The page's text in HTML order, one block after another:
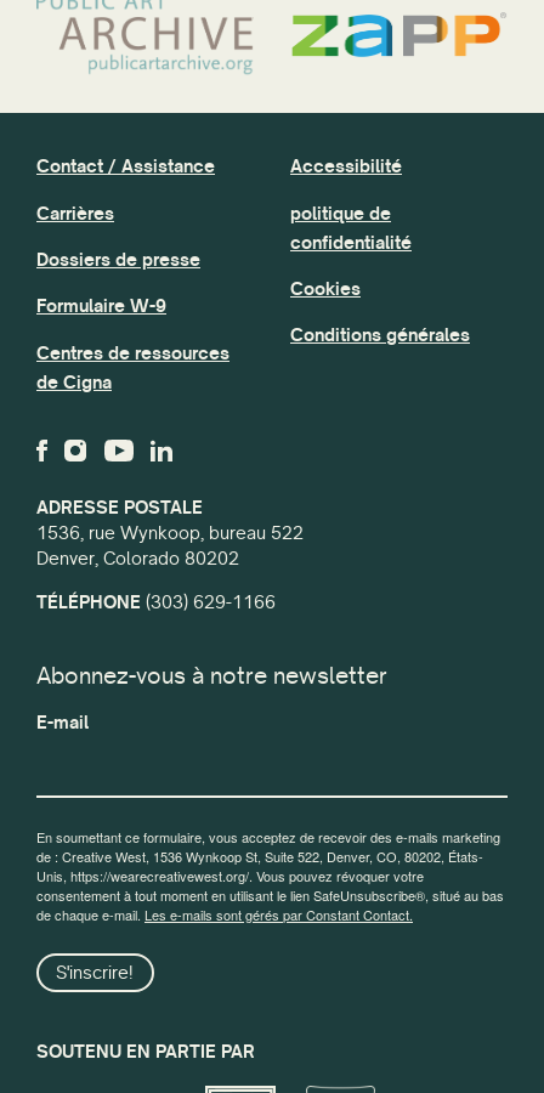
ADRESSE POSTALE
1536, rue Wynkoop, bureau 522
Denver, Colorado 80202
TÉLÉPHONE (303) 629-1166
Contact / Assistance
Carrières
Dossiers de presse
Formulaire W-9
Centres de ressources
de Cigna
Accessibilité
politique de
confidentialité
Cookies
Conditions générales
Abonnez-vous à notre newsletter
E-mail
En soumettant ce formulaire, vous acceptez de recevoir des e-mails marketing
de : Creative West, 1536 Wynkoop St, Suite 522, Denver, CO, 80202, États-
Unis, https://wearecreativewest.org/. Vous pouvez révoquer votre
consentement à tout moment en utilisant le lien SafeUnsubscribe®, situé au bas
de chaque e-mail. Les e-mails sont gérés par Constant Contact.
S'inscrire!
SOUTENU EN PARTIE PAR